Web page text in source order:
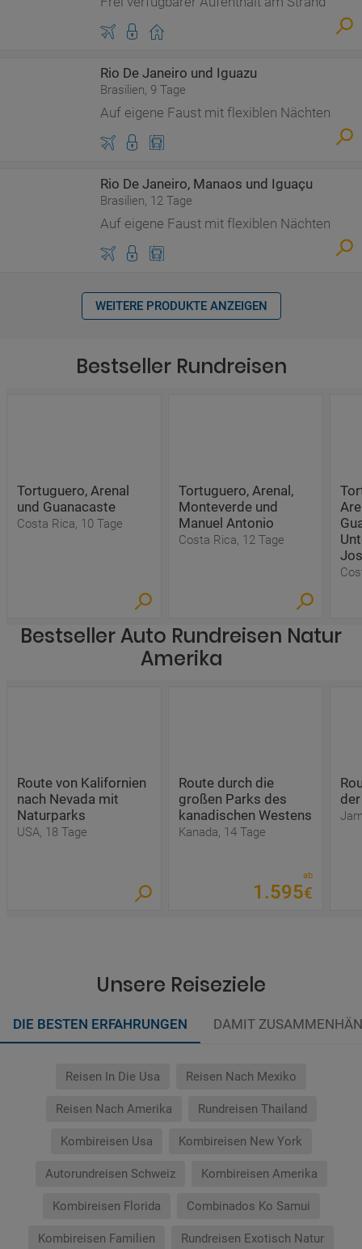
Rio De Janeiro und Iguazu
Brasilien, 9 Tage
Auf eigene Faust mit flexiblen Nächten
Rio De Janeiro, Manaos und Iguaçu
Brasilien, 12 Tage
Auf eigene Faust mit flexiblen Nächten
WEITERE PRODUKTE ANZEIGEN
Bestseller Rundreisen
Tortuguero, Arenal
und Guanacaste
Costa Rica, 10 Tage
Tortuguero, Arenal,
Monteverde und
Manuel Antonio
Costa Rica, 12 Tage
Bestseller Auto Rundreisen Natur
Amerika
Route von Kalifornien
nach Nevada mit
Naturparks
USA, 18 Tage
Route durch die
großen Parks des
kanadischen Westens
Kanada, 14 Tage
ab
1 .595€
Unsere Reiseziele
DIE BESTEN ERFAHRUNGEN DAMIT
Reisen In Die Usa Reisen Nach Mexiko
Reisen Nach Amerika Rundreisen Thailand
Kombireisen Usa Kombireisen New York
Autorundreisen Schweiz Kombireisen Amerika
Kombireisen Florida Combinados Ko Samui
Kombireisen Familien Rundreisen Exotisch Natur